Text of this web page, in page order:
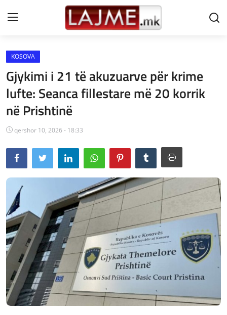
Shtëpi
LAJME MAQEDONI
SHQIPERI
KOSOVA
LAJME NGA BOTA
SHOWBIZ
SPORT
SHENDETI
JETA
Gallery
Shqip
KOSOVA
Gjykimi i 21 të akuzuarve për krime
lufte: Seanca fillestare më 20 korrik
në Prishtinë
qershor 10, 2026 - 18:33